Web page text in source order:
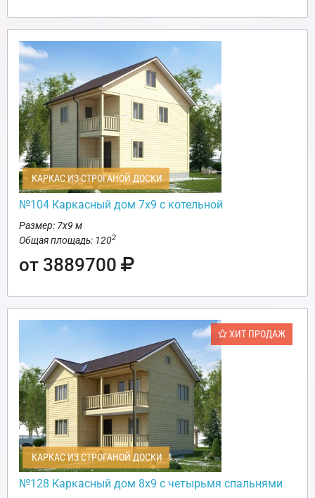
КАРКАС ИЗ СТРОГАНОЙ ДОСКИ
№104 Каркасный дом 7х9 с котельной
Размер: 7х9 м
Общая площадь: 1202
от 3889700
ХИТ ПРОДАЖ
КАРКАС ИЗ СТРОГАНОЙ ДОСКИ
№128 Каркасный дом 8х9 с четырьмя спальнями